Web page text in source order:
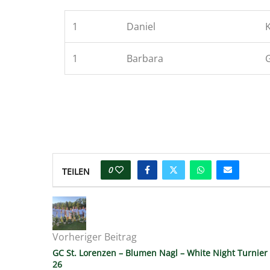
1 Daniel
1 Barbara
TEILEN 0
Vorheriger Beitrag
GC St. Lorenzen – Blumen Nagl – White Night Turnier
26